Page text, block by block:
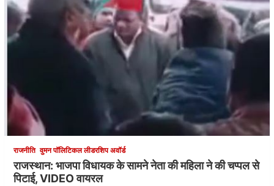
राजनीति वुमन पॉलिटिकल लीडरशिप अवॉर्ड
राजस्थान: भाजपा विधायक के सामने नेता की महिला ने की चप्पल से
पिटाई, VIDEO वायरल